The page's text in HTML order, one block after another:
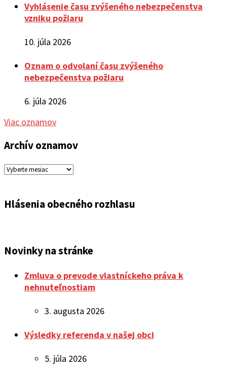
Vyhlásenie času zvýšeného nebezpečenstva
vzniku požiaru
10. júla 2026
Oznam o odvolaní času zvýšeného
nebezpečenstva požiaru
6. júla 2026
Viac oznamov
Archív oznamov
Archív
Hlásenia obecného rozhlasu
Novinky na stránke
Zmluva o prevode vlastníckeho práva k
nehnuteľnostiam
3. augusta 2026
Výsledky referenda v našej obci
5. júla 2026